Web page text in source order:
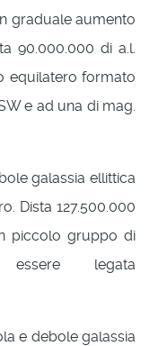
graduale aumento
90.000.000 di a.l.
equilatero formato
e ad una di mag.
galassia ellittica
Dista 127.500.000
piccolo gruppo di
legata
e debole galassia